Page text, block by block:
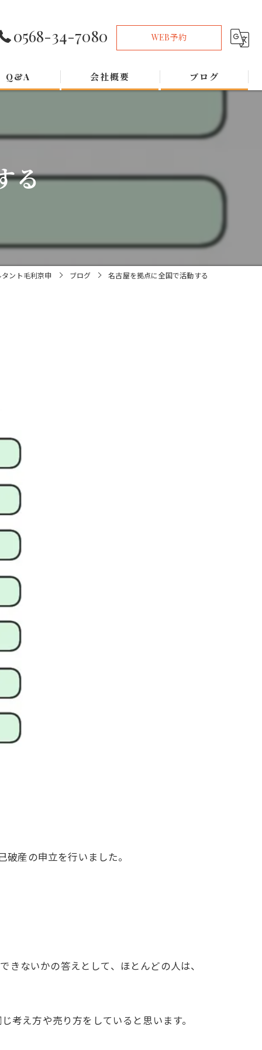
0568-34-7080 WEB予約
Q&A 会社概要 ブログ
る
ント毛利京申 ブログ 名古屋を拠点に全国で活動する
産の申立を行いました。
ないかの答えとして、ほとんどの人は、
考え方や売り方をしていると思います。